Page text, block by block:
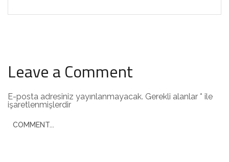
Leave a Comment
E-posta adresiniz yayınlanmayacak. Gerekli alanlar * ile
işaretlenmişlerdir